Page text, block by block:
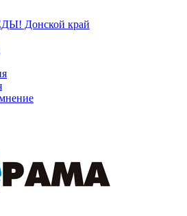
Донской край